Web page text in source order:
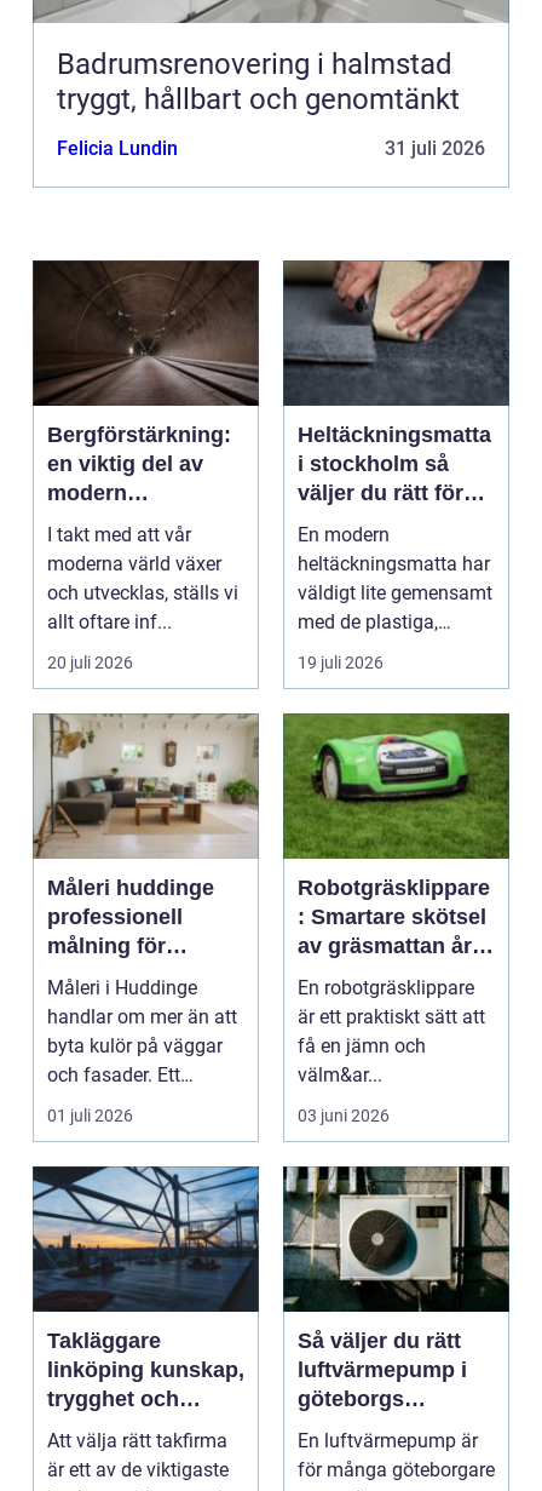
Badrumsrenovering i halmstad
tryggt, hållbart och genomtänkt
Felicia Lundin 31 juli 2026
Bergförstärkning:
en viktig del av
modern
infrastruktur
I takt med att vår
moderna värld växer
och utvecklas, ställs vi
allt oftare inf...
20 juli 2026
Heltäckningsmatta
i stockholm så
väljer du rätt för
hem och kontor
En modern
heltäckningsmatta har
väldigt lite gemensamt
med de plastiga,
svårstädade
varianterna mång...
19 juli 2026
Måleri huddinge
professionell
målning för
hållbara resultat
Måleri i Huddinge
handlar om mer än att
byta kulör på väggar
och fasader. Ett
genomtänkt
måleriarbet...
01 juli 2026
Robotgräsklippare
: Smartare skötsel
av gräsmattan året
runt
En robotgräsklippare
är ett praktiskt sätt att
få en jämn och
välm&ar...
03 juni 2026
Takläggare
linköping kunskap,
trygghet och
hållbara tak
Att välja rätt takfirma
är ett av de viktigaste
Så väljer du rätt
luftvärmepump i
göteborgs
kustklimat
En luftvärmepump är
för många göteborgare